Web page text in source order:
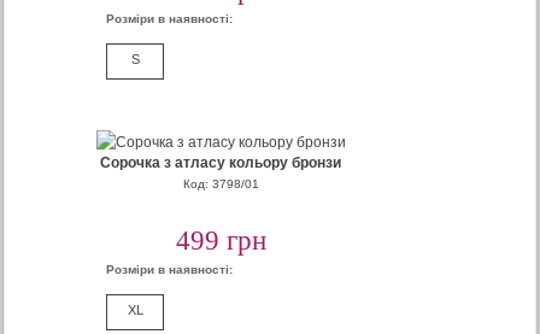
Розміри в наявності:
S
Сорочка з атласу кольору бронзи
Код: 3798/01
499 грн
Розміри в наявності:
XL